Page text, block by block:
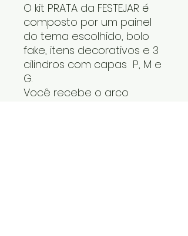
O kit PRATA da FESTEJAR é
composto por um painel
do tema escolhido, bolo
fake, itens decorativos e 3
cilindros com capas P, M e
G.
Você recebe o arco